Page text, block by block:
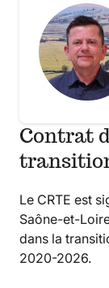
Contrat
Le CRTE est
Saône-et-
dans la
2020-2026.